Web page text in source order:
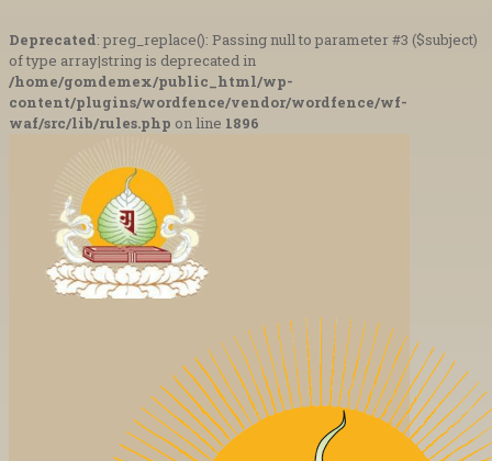
Deprecated: preg_replace(): Passing null to parameter #3 ($subject)
of type array|string is deprecated in
/home/gomdemex/public_html/wp-
content/plugins/wordfence/vendor/wordfence/wf-
waf/src/lib/rules.php on line 1896